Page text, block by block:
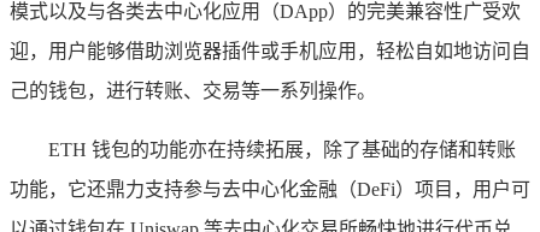
模式以及与各类去中心化应用（DApp）的完美兼容性广受欢
迎，用户能够借助浏览器插件或手机应用，轻松自如地访问自
己的钱包，进行转账、交易等一系列操作。
ETH 钱包的功能亦在持续拓展，除了基础的存储和转账
功能，它还鼎力支持参与去中心化金融（DeFi）项目，用户可